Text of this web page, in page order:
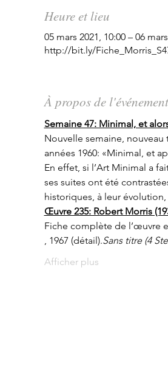
Heure et lieu
05 mars 2021, 10:00 – 06
http://bit.ly/
À propos de l'événement
Semaine 47: Minimal, et
Nouvelle semaine,
années 1960: «Minimal, et
En effet, si l’Art Minimal a
ses suites ont été
historiques, à leur
Œuvre 235: Robert Morris
Fiche complète de l’œuvre
, 1967 (détail).Sans titre (4
Afficher plus